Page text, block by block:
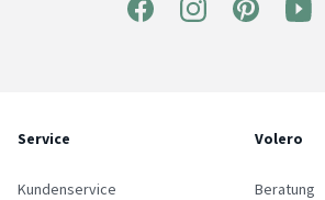
Service
Kundenservice
Volero
Beratung